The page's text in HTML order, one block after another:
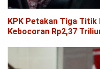
KPK Petakan Tiga Titik
Kebocoran Rp2,37